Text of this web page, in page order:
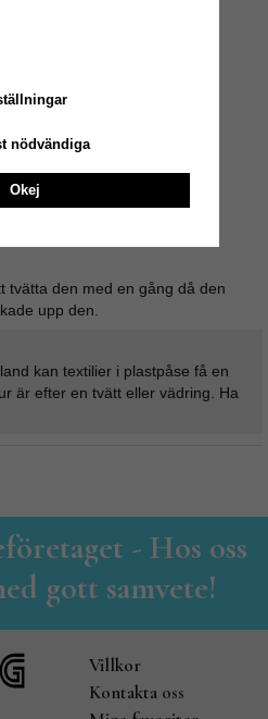
tvätta den med en gång då den
upp den.
kan textilier i plastpåse få en
är efter en tvätt eller vädring. Ha
- Hos oss
gott samvete!
Villkor
Kontakta oss
nödvändiga
Okej